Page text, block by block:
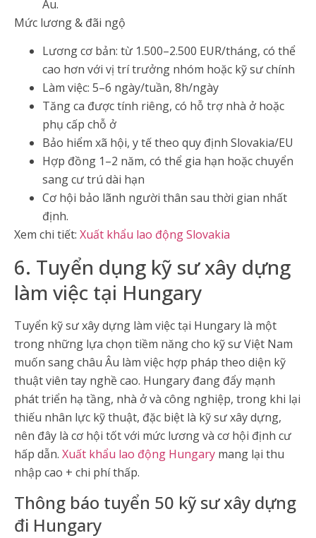
Âu.
Mức lương & đãi ngộ
Lương cơ bản: từ 1.500–2.500 EUR/tháng, có thể
cao hơn với vị trí trưởng nhóm hoặc kỹ sư chính
Làm việc: 5–6 ngày/tuần, 8h/ngày
Tăng ca được tính riêng, có hỗ trợ nhà ở hoặc
phụ cấp chỗ ở
Bảo hiểm xã hội, y tế theo quy định Slovakia/EU
Hợp đồng 1–2 năm, có thể gia hạn hoặc chuyển
sang cư trú dài hạn
Cơ hội bảo lãnh người thân sau thời gian nhất
định.
Xem chi tiết: Xuất khẩu lao động Slovakia
6. Tuyển dụng kỹ sư xây dựng
làm việc tại Hungary
Tuyển kỹ sư xây dựng làm việc tại Hungary là một
trong những lựa chọn tiềm năng cho kỹ sư Việt Nam
muốn sang châu Âu làm việc hợp pháp theo diện kỹ
thuật viên tay nghề cao. Hungary đang đẩy mạnh
phát triển hạ tầng, nhà ở và công nghiệp, trong khi lại
thiếu nhân lực kỹ thuật, đặc biệt là kỹ sư xây dựng,
nên đây là cơ hội tốt với mức lương và cơ hội định cư
hấp dẫn. Xuất khẩu lao động Hungary mang lại thu
nhập cao + chi phí thấp.
Thông báo tuyển 50 kỹ sư xây dựng
đi Hungary